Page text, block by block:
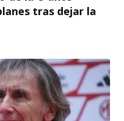
tras dejar la